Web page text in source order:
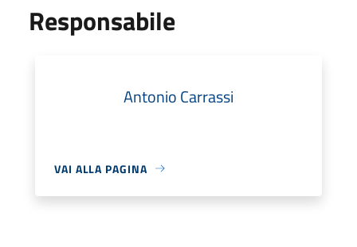
Responsabile
Antonio Carrassi
VAI ALLA PAGINA